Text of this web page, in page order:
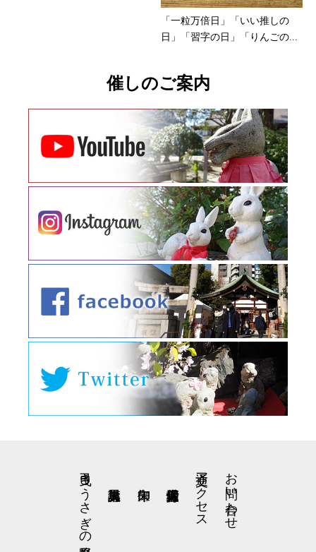
「一粒万倍日」「いい推しの
日」「習字の日」「りんごの...
催しのご案内
お問い合わせ
交通アクセス
弓曳きうさぎの星野くん